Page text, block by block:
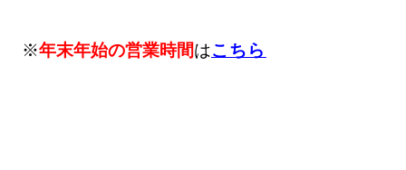
※年末年始の営業時間はこちら